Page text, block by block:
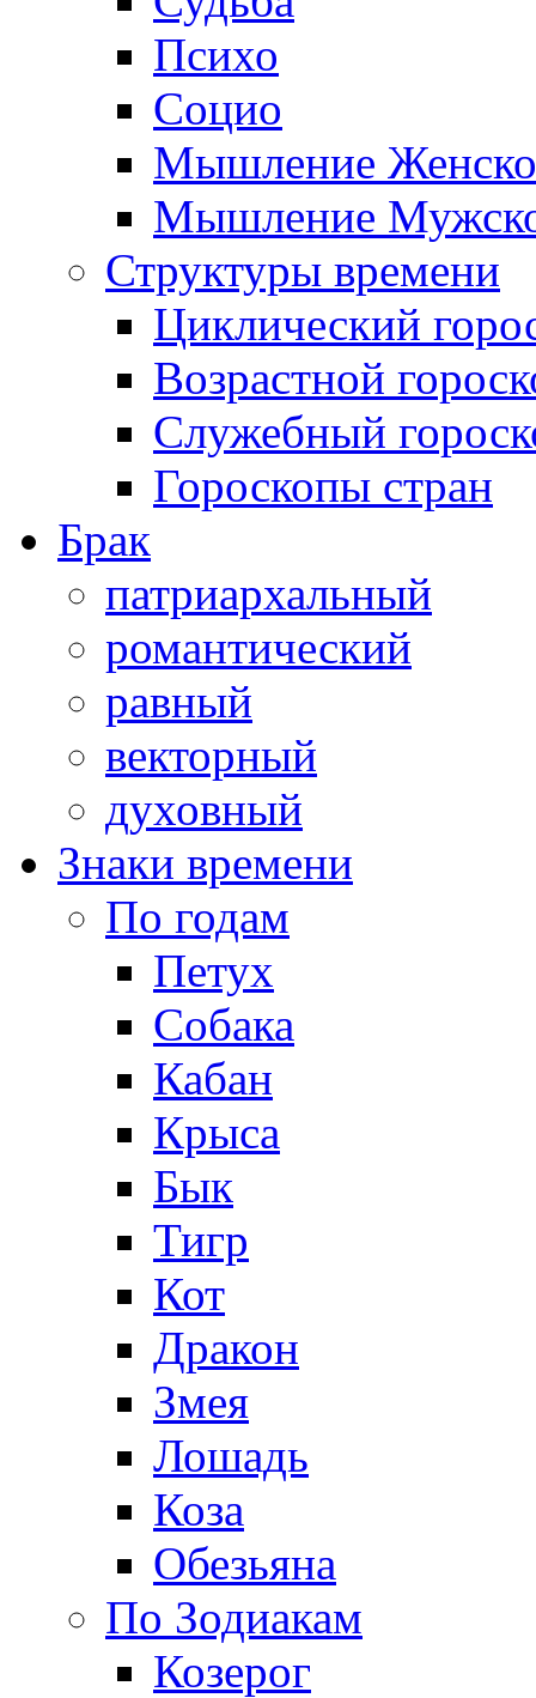
Психо
Социо
Мышление
Мышление
Структуры времени
Циклический
Возрастной
Служебный
Гороскопы стран
Брак
патриархальный
романтический
равный
векторный
духовный
Знаки времени
По годам
Петух
Собака
Кабан
Крыса
Бык
Тигр
Кот
Дракон
Змея
Лошадь
Коза
Обезьяна
По Зодиакам
Козерог